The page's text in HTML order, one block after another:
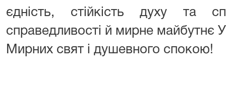
єдність, стійкість духу та
справедливості й мирне майбутнє
Мирних свят і душевного спокою!